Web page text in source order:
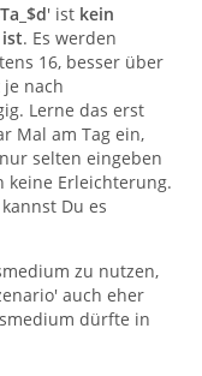
' ist kein
. Es werden
16, besser über
nach
Lerne das erst
Mal am Tag ein,
selten eingeben
keine Erleichterung.
Du es
zu nutzen,
auch eher
dürfte in